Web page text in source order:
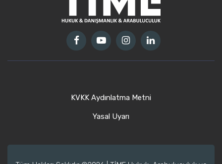
KVKK Aydınlatma Metni
Yasal Uyarı